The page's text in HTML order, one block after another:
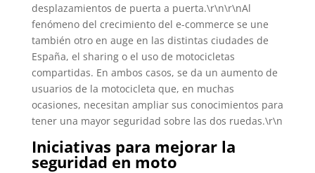
desplazamientos de puerta a puerta.\r\n\r\nAl
fenómeno del crecimiento del e-commerce se une
también otro en auge en las distintas ciudades de
España, el sharing o el uso de motocicletas
compartidas. En ambos casos, se da un aumento de
usuarios de la motocicleta que, en muchas
ocasiones, necesitan ampliar sus conocimientos para
tener una mayor seguridad sobre las dos ruedas.\r\n
Iniciativas para mejorar la
seguridad en moto